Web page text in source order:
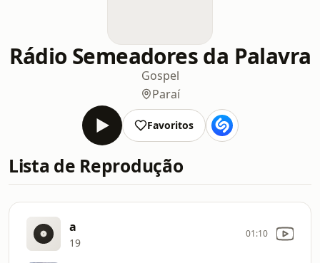
Rádio Semeadores da Palavra
Gospel
Paraí
Favoritos
Lista de Reprodução
a
19
01:10